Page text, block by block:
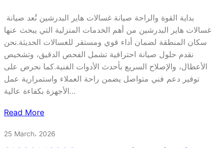
غسالات هاير البدرشين من أهم الخدمات المنزلية التي يبحث عنها
سكان المنطقة لضمان أداء قوي ومستقر للغسالات الحديثة.نحن
نقدم حلول صيانة احترافية تشمل الفحص الدقيق، وتشخيص
الأعطال، والإصلاح السريع بأحدث الأدوات الفنية.كما نحرص على
توفير دعم فني متواصل يضمن راحة العملاء واستمرارية عمل
الأجهزة بكفاءة عالية…
Read More
25 March، 2026